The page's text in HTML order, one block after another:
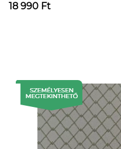
18 990 Ft